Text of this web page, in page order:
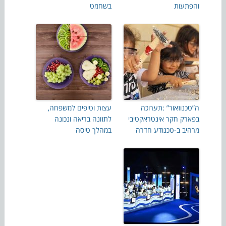
והפתעות
בשחמט
ה”טכנוזאור” :תערוכה
בפארק חקר אינטראקטיבי
מרהיב ב-טכנודע חדרה
עצות וטיפים למשפחה,
לתזונה בריאה ונכונה
במהלך טיסה